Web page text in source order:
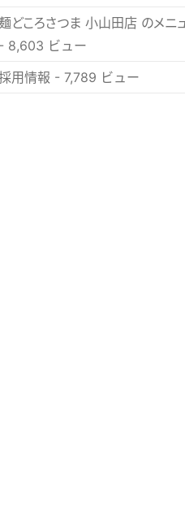
どころさつま 小山田店 のメニ
- 8,603 ビュー
用情報 - 7,789 ビュー